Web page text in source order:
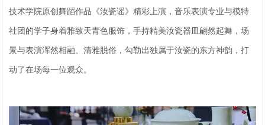
技术学院原创舞蹈作品《汝瓷谣》精彩上演，音乐表演专业与模特
社团的学子身着雅致天青色服饰，手持精美汝瓷器皿翩然起舞，场
景与表演浑然相融、清雅脱俗，勾勒出独属于汝瓷的东方神韵，打
动了在场每一位观众。